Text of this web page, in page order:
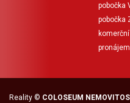
pobočka
pobočka
pronájem
Reality © COLOSEUM